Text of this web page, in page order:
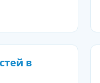
в